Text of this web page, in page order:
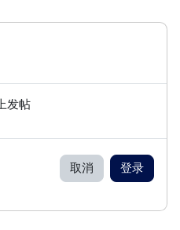
发帖
取消 登录